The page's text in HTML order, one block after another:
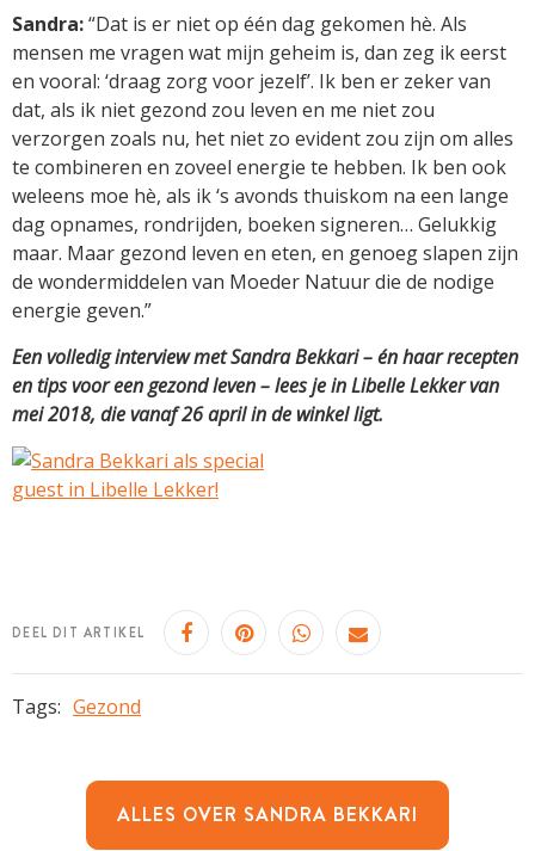
Sandra:“Dat is er niet op één dag gekomen hè. Als
mensen me vragen wat mijn geheim is, dan zeg ik eerst
en vooral: ‘draag zorg voor jezelf’. Ik ben er zeker van
dat, als ik niet gezond zou leven en me niet zou
verzorgen zoals nu, het niet zo evident zou zijn om alles
te combineren en zoveel energie te hebben. Ik ben ook
weleens moe hè, als ik ‘s avonds thuiskom na een lange
dag opnames, rondrijden, boeken signeren… Gelukkig
maar. Maar gezond leven en eten, en genoeg slapen zijn
de wondermiddelen van Moeder Natuur die de nodige
energie geven.”
Een volledig interview met Sandra Bekkari – én haar recepten
en tips voor een gezond leven – lees je in Libelle Lekker van
mei 2018, die vanaf 26 april in de winkel ligt.
DEEL DIT ARTIKEL
Tags: Gezond
ALLES OVER SANDRA BEKKARI